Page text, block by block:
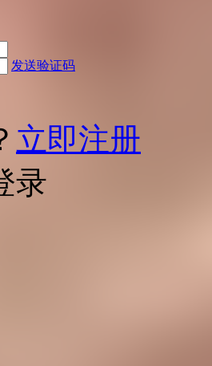
发送验证码
立即注册
录